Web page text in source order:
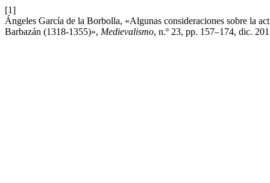
[1]
Ángeles García de la Borbolla, «Algunas consideraciones sobre la
Barbazán (1318-1355)», Medievalismo, n.º 23, pp. 157–174, dic.